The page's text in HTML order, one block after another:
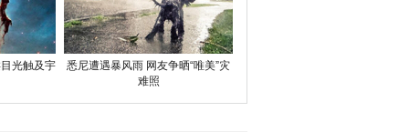
光触及宇
悉尼遭遇暴风雨 网友争晒“唯美”灾
难照